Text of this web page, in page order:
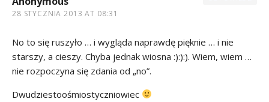
28 STYCZNIA 2013 AT 08:31
No to się ruszyło … i wygląda naprawdę pięknie … i nie
starszy, a cieszy. Chyba jednak wiosna :):):). Wiem, wiem …
nie rozpoczyna się zdania od „no”.
Dwudziestoośmiostyczniowiec